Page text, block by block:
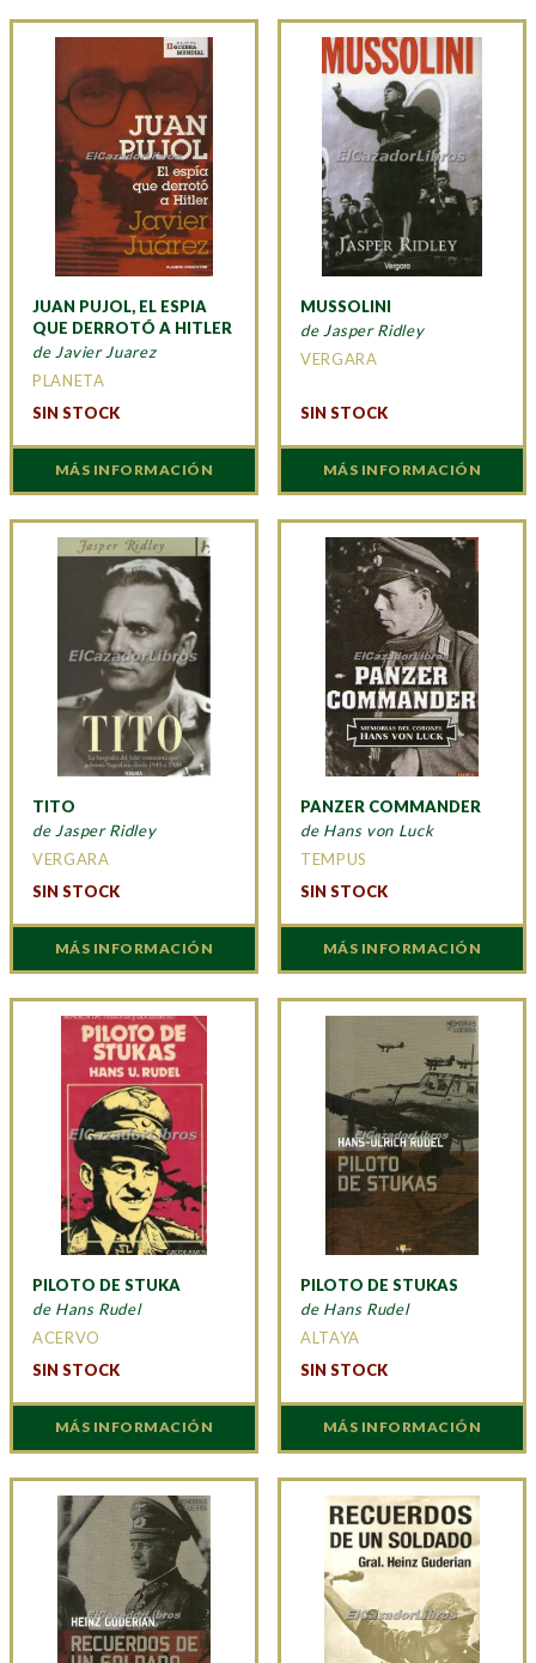
JUAN PUJOL, EL ESPIA
QUE DERROTÓ A HITLER
de Javier Juarez
PLANETA
SIN STOCK
MÁS INFORMACIÓN
MUSSOLINI
de Jasper Ridley
VERGARA
SIN STOCK
MÁS INFORMACIÓN
TITO
de Jasper Ridley
VERGARA
SIN STOCK
MÁS INFORMACIÓN
PANZER COMMANDER
de Hans von Luck
TEMPUS
SIN STOCK
MÁS INFORMACIÓN
PILOTO DE STUKA
de Hans Rudel
ACERVO
SIN STOCK
MÁS INFORMACIÓN
PILOTO DE STUKAS
de Hans Rudel
ALTAYA
SIN STOCK
MÁS INFORMACIÓN